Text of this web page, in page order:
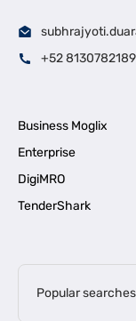
+52 8130782189
Business Moglix
Enterprise
DigiMRO
TenderShark
Popular